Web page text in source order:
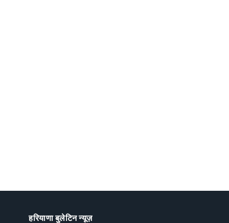
हरियाणा बुलेटिन न्यूज़